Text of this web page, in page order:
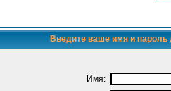
Введите ваше имя и пароль
Имя: